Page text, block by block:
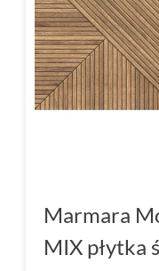
Marmara
MIX płytka